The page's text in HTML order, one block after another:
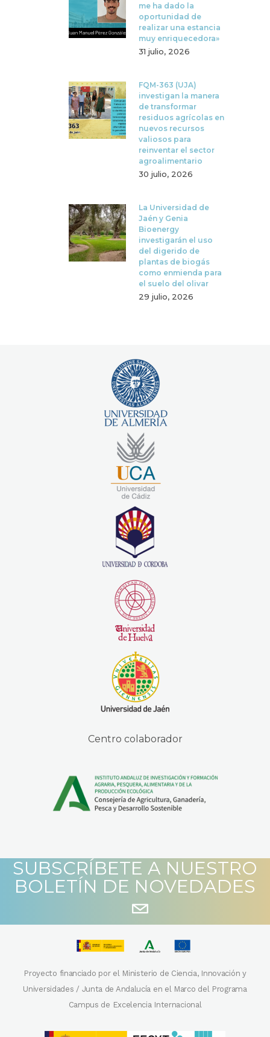
me ha dado la
oportunidad de
realizar una estancia
muy enriquecedora»
31 julio, 2026
FQM-363 (UJA)
investigan la manera
de transformar
residuos agrícolas en
nuevos recursos
valiosos para
reinventar el sector
agroalimentario
30 julio, 2026
La Universidad de
Jaén y Genia
Bioenergy
investigarán el uso
del digerido de
plantas de biogás
como enmienda para
el suelo del olivar
29 julio, 2026
Centro colaborador
SUBSCRÍBETE A NUESTRO
BOLETÍN DE NOVEDADES
Proyecto financiado por el Ministerio de Ciencia, Innovación y
Universidades / Junta de Andalucía en el Marco del Programa
Campus de Excelencia Internacional